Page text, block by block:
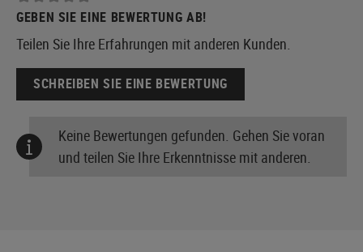
GEBEN SIE EINE BEWERTUNG AB!
Teilen Sie Ihre Erfahrungen mit anderen Kunden.
SCHREIBEN SIE EINE BEWERTUNG
Keine Bewertungen gefunden. Gehen Sie voran
und teilen Sie Ihre Erkenntnisse mit anderen.